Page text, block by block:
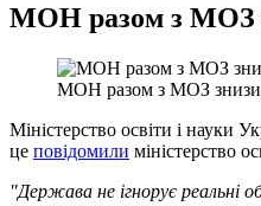
МОН разом з МОЗ
МОН разом з МОЗ
Міністерство освіти і науки
це повідомили міністерство
"Держава не ігнорує реальні